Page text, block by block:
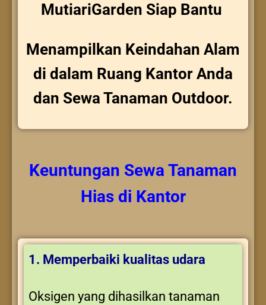
MutiariGarden Siap Bantu
Menampilkan Keindahan Alam
di dalam Ruang Kantor Anda
dan Sewa Tanaman Outdoor.
Keuntungan Sewa Tanaman
Hiasdi Kantor
1. Memperbaiki kualitas udara
Oksigen yang dihasilkan tanaman